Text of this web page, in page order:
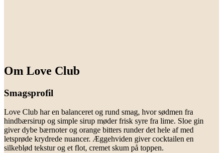
Om Love Club
Smagsprofil
Love Club har en balanceret og rund smag, hvor sødmen fra
hindbærsirup og simple sirup møder frisk syre fra lime. Sloe gin
giver dybe bærnoter og orange bitters runder det hele af med
letsprøde krydrede nuancer. Æggehviden giver cocktailen en
silkeblød tekstur og et flot, cremet skum på toppen.